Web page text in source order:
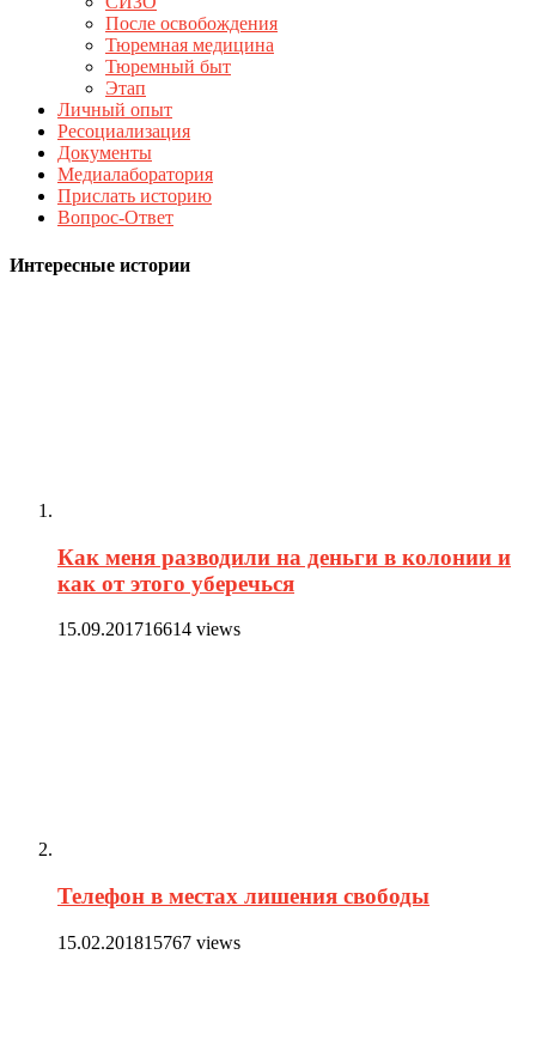
После освобождения
Тюремная медицина
Тюремный быт
Этап
Личный опыт
Ресоциализация
Документы
Медиалаборатория
Прислать историю
Вопрос-Ответ
Интересные истории
Как меня разводили на деньги в колонии и
как от этого уберечься
15.09.201716614 views
Телефон в местах лишения свободы
15.02.201815767 views